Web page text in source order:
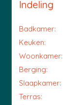
Indeling
Badkamer:
Keuken:
Woonkamer:
Berging:
Slaapkamer:
Terras: